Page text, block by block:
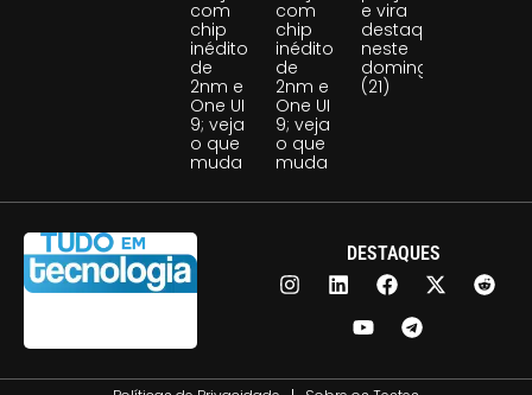
com
chip
inédito
de
2nm e
One UI
9; veja
o que
muda
com
chip
inédito
de
2nm e
One UI
9; veja
o que
muda
e vira
destaque
neste
domingo
(21)
DESTAQUES